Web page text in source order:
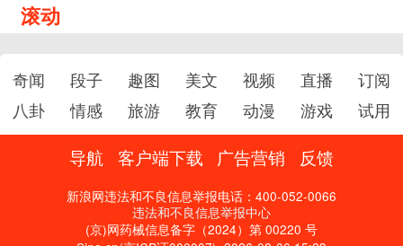
滚动
奇闻 段子 趣图 美文 视频 直播
订阅
八卦
情感 旅游 教育 动漫 游戏 试用
导航 客户端下载 广告营销 反馈
新浪网违法和不良信息举报电话：400-052-0066
违法和不良信息举报中心
(京)网药械信息备字（2024）第 00220 号